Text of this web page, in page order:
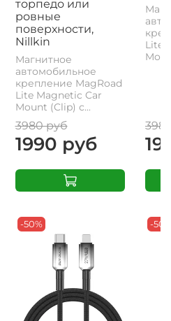
торпедо или
ровные
поверхности,
Nillkin
Магнитное
автомобильное
крепление MagRoad
Lite Magnetic Car
Mount (Clip) с...
3980 руб
1990 руб
Lite
-50% -